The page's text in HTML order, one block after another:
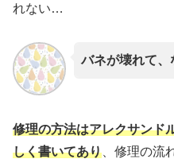
れない…
バネが壊れて、
修理の方法はアレクサンド
しく書いてあり 、修理の流